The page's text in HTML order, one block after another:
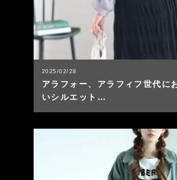
2025/02/28
アラフォー、アラフィフ世代に
いシルエット…